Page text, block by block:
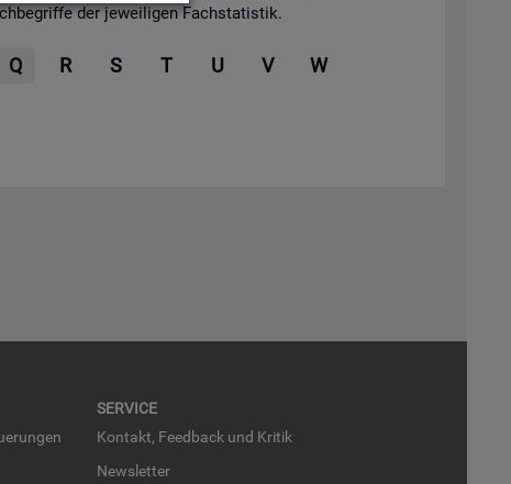
der je­wei­li­gen Fach­sta­tis­tik.
Q R S T U V W
SER­VICE
Kon­takt, Feed­back und Kri­tik
News­let­ter